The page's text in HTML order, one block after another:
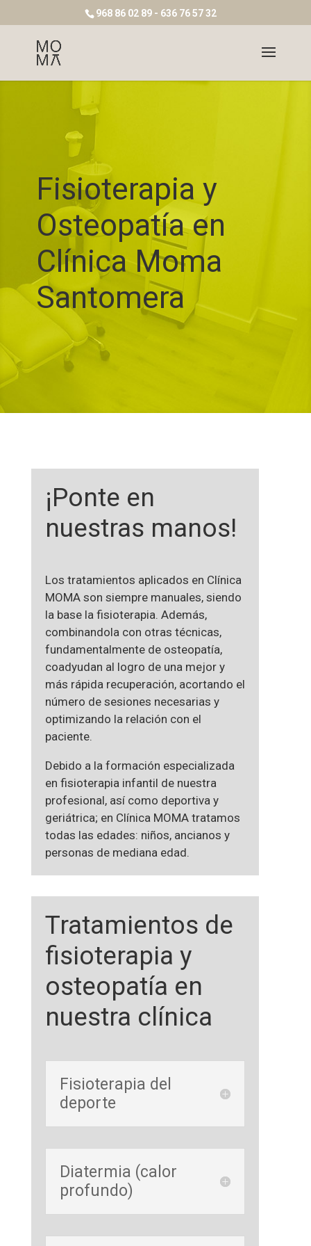
968 86 02 89 - 636 76 57 32
Fisioterapia y
Osteopatía en
Clínica Moma
Santomera
¡Ponte en
nuestras manos!
Los tratamientos aplicados en Clínica
MOMA son siempre manuales, siendo
la base la fisioterapia. Además,
combinandola con otras técnicas,
fundamentalmente de osteopatía,
coadyudan al logro de una mejor y
más rápida recuperación, acortando el
número de sesiones necesarias y
optimizando la relación con el
paciente.
Debido a la formación especializada
en fisioterapia infantil de nuestra
profesional, así como deportiva y
geriátrica; en Clínica MOMA tratamos
todas las edades: niños, ancianos y
personas de mediana edad.
Tratamientos de
fisioterapia y
osteopatía en
nuestra clínica
Fisioterapia del
deporte
Diatermia (calor
profundo)